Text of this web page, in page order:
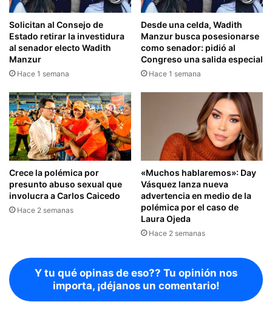
Solicitan al Consejo de
Estado retirar la investidura
al senador electo Wadith
Manzur
Hace 1 semana
Desde una celda, Wadith
Manzur busca posesionarse
como senador: pidió al
Congreso una salida especial
Hace 1 semana
Crece la polémica por
presunto abuso sexual que
involucra a Carlos Caicedo
Hace 2 semanas
«Muchos hablaremos»: Day
Vásquez lanza nueva
advertencia en medio de la
polémica por el caso de
Laura Ojeda
Hace 2 semanas
Y tu qué opinas de eso?? Tu opinión nos
importa, ¡déjanos un comentario!